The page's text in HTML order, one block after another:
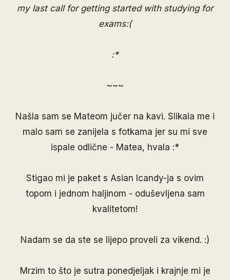
my last call for getting started with studying for
exams:(
:*
~~~
Našla sam se Mateom jučer na kavi. Slikala me i
malo sam se zanijela s fotkama jer su mi sve
ispale odlične - Matea, hvala :*
Stigao mi je paket s Asian Icandy-ja s ovim
topom i jednom haljinom - oduševljena sam
kvalitetom!
Nadam se da ste se lijepo proveli za vikend. :)
Mrzim to što je sutra ponedjeljak i krajnje mi je